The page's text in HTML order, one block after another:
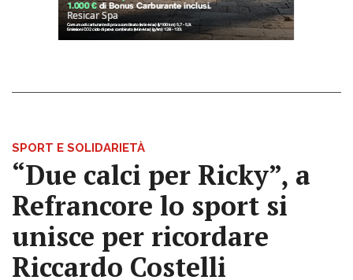
SPORT E SOLIDARIETÀ
“Due calci per Ricky”, a
Refrancore lo sport si
unisce per ricordare
Riccardo Costelli